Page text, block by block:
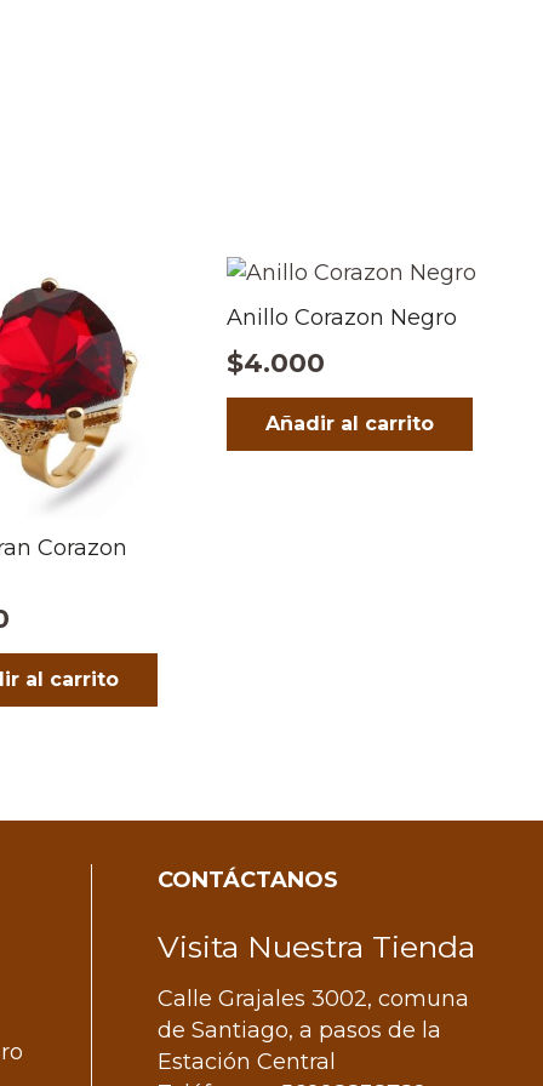
Corazon
al carrito
Anillo Corazon Negro
$4.000
Añadir al carrito
CONTÁCTANOS
Visita Nuestra Tienda
Calle Grajales 3002, comuna
de Santiago, a pasos de la
Estación Central